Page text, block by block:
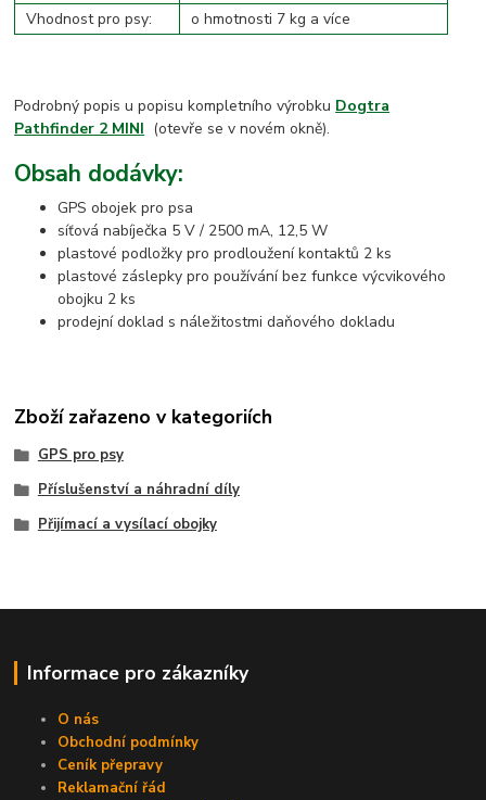
Vhodnost pro psy: o hmotnosti 7 kg a více
Podrobný popis u popisu kompletního výrobku Dogtra
Pathfinder 2 MINI (otevře se v novém okně).
Obsah dodávky:
GPS obojek pro psa
síťová nabíječka 5 V / 2500 mA, 12,5 W
plastové podložky pro prodloužení kontaktů 2 ks
plastové záslepky pro používání bez funkce výcvikového
obojku 2 ks
prodejní doklad s náležitostmi daňového dokladu
Zboží zařazeno v kategoriích
GPS pro psy
Příslušenství a náhradní díly
Přijímací a vysílací obojky
Informace pro zákazníky
O nás
Obchodní podmínky
Ceník přepravy
Reklamační řád